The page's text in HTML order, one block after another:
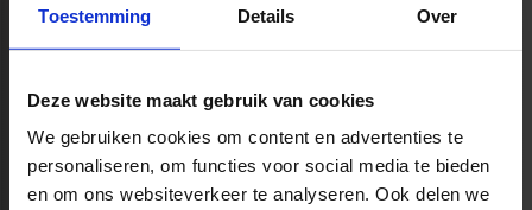
Toestemming Details Over
Deze website maakt gebruik van cookies
We gebruiken cookies om content en advertenties te
personaliseren, om functies voor social media te bieden
en om ons websiteverkeer te analyseren. Ook delen we
Sociaal Domein.
Opleiding Beleidsadviseur
Sociaal Domein 3.0